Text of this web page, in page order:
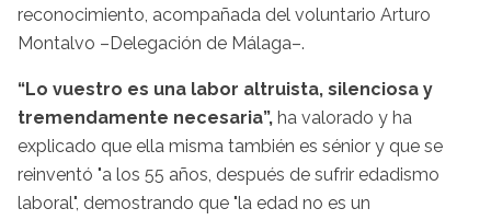
reconocimiento, acompañada del voluntario Arturo
Montalvo –Delegación de Málaga–.
“Lo vuestro es una labor altruista, silenciosa y
tremendamente necesaria”, ha valorado y ha
explicado que ella misma también es sénior y que se
reinventó "a los 55 años, después de sufrir edadismo
laboral", demostrando que "la edad no es un